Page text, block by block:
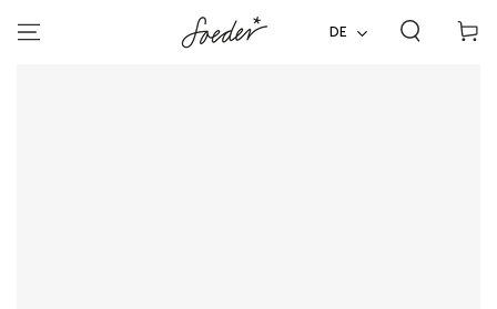
SPRINGEN
DE